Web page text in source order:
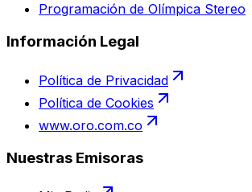
Programación de Olímpica Stereo
Información Legal
Política de Privacidad
Política de Cookies
www.oro.com.co
Nuestras Emisoras